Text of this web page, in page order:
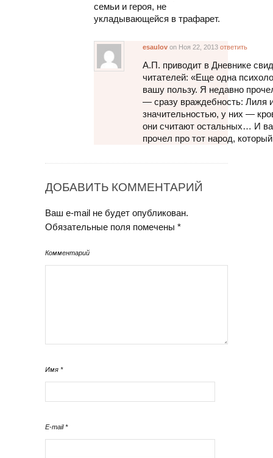
семьи и героя, не
укладывающейся в трафарет.
esaulov on Ноя 22, 2013 ответить
А.П. приводит в Дневнике
читателей: «Еще одна
вашу пользу. Я недавно
— сразу враждебность: Лиля
значительностью, у них —
они считают остальных… И
прочел про тот народ,
ДОБАВИТЬ КОММЕНТАРИЙ
Ваш e-mail не будет опубликован.
Обязательные поля помечены *
Комментарий
Имя *
E-mail*